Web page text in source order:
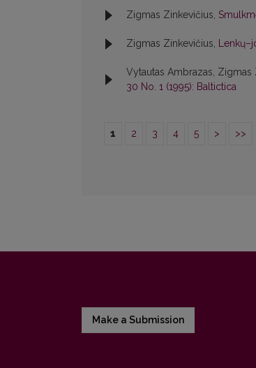
Zigmas Zinkevičius,
Zigmas Zinkevičius,
Vytautas Ambrazas, Zigmas
30 No. 1 (1995): Baltictica
1 2 3 4 5 > >>
Make a Submission